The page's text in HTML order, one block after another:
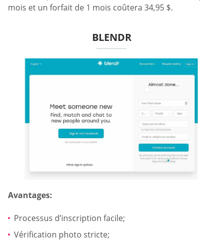
mois et un forfait de 1 mois coûtera 34,95 $.
BLENDR
Avantages:
Processus d’inscription facile;
Vérification photo stricte;